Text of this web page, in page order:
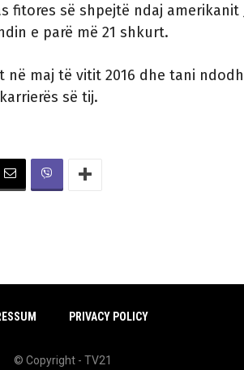
fitores së shpejtë ndaj amerikanit
e parë më 21 shkurt.
në maj të vitit 2016 dhe tani
së tij.
PRIVACY POLICY
© Copyright - TV21